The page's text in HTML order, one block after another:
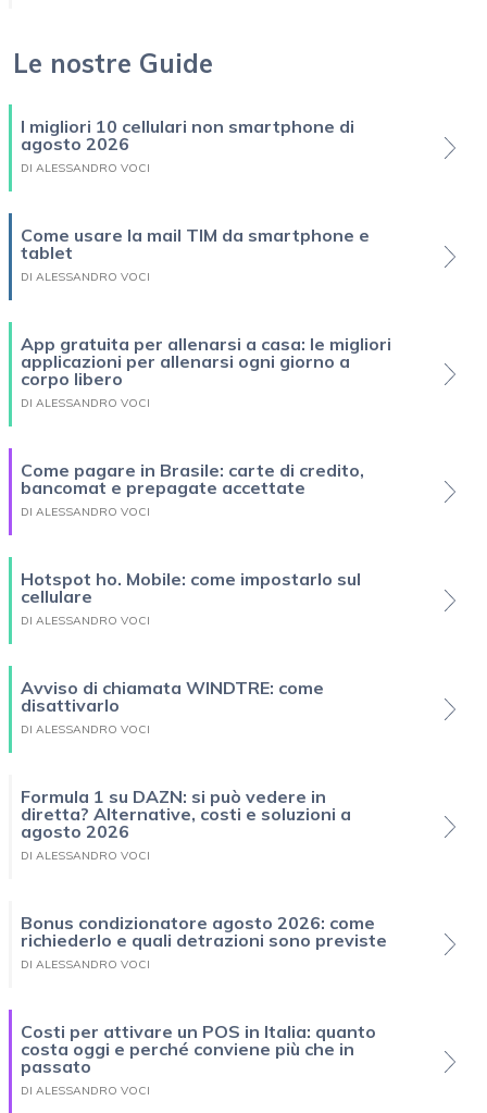
Le nostre Guide
I migliori 10 cellulari non smartphone di
agosto 2026
DI ALESSANDRO VOCI
Come usare la mail TIM da smartphone e
tablet
DI ALESSANDRO VOCI
App gratuita per allenarsi a casa: le migliori
applicazioni per allenarsi ogni giorno a
corpo libero
DI ALESSANDRO VOCI
Come pagare in Brasile: carte di credito,
bancomat e prepagate accettate
DI ALESSANDRO VOCI
Hotspot ho. Mobile: come impostarlo sul
cellulare
DI ALESSANDRO VOCI
Avviso di chiamata WINDTRE: come
disattivarlo
DI ALESSANDRO VOCI
Formula 1 su DAZN: si può vedere in
diretta? Alternative, costi e soluzioni a
agosto 2026
DI ALESSANDRO VOCI
Bonus condizionatore agosto 2026: come
richiederlo e quali detrazioni sono previste
DI ALESSANDRO VOCI
Costi per attivare un POS in Italia: quanto
costa oggi e perché conviene più che in
passato
DI ALESSANDRO VOCI